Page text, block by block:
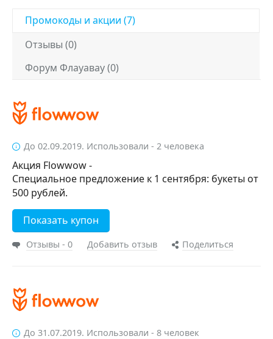
Промокоды и акции (7)
Отзывы (0)
Форум Флауавау (0)
До 02.09.2019. Использовали - 2 человека
Акция Flowwow -
Специальное предложение к 1 сентября: букеты от
500 рублей.
Показать купон
Отзывы - 0 Добавить отзыв Поделиться
До 31.07.2019. Использовали - 8 человек